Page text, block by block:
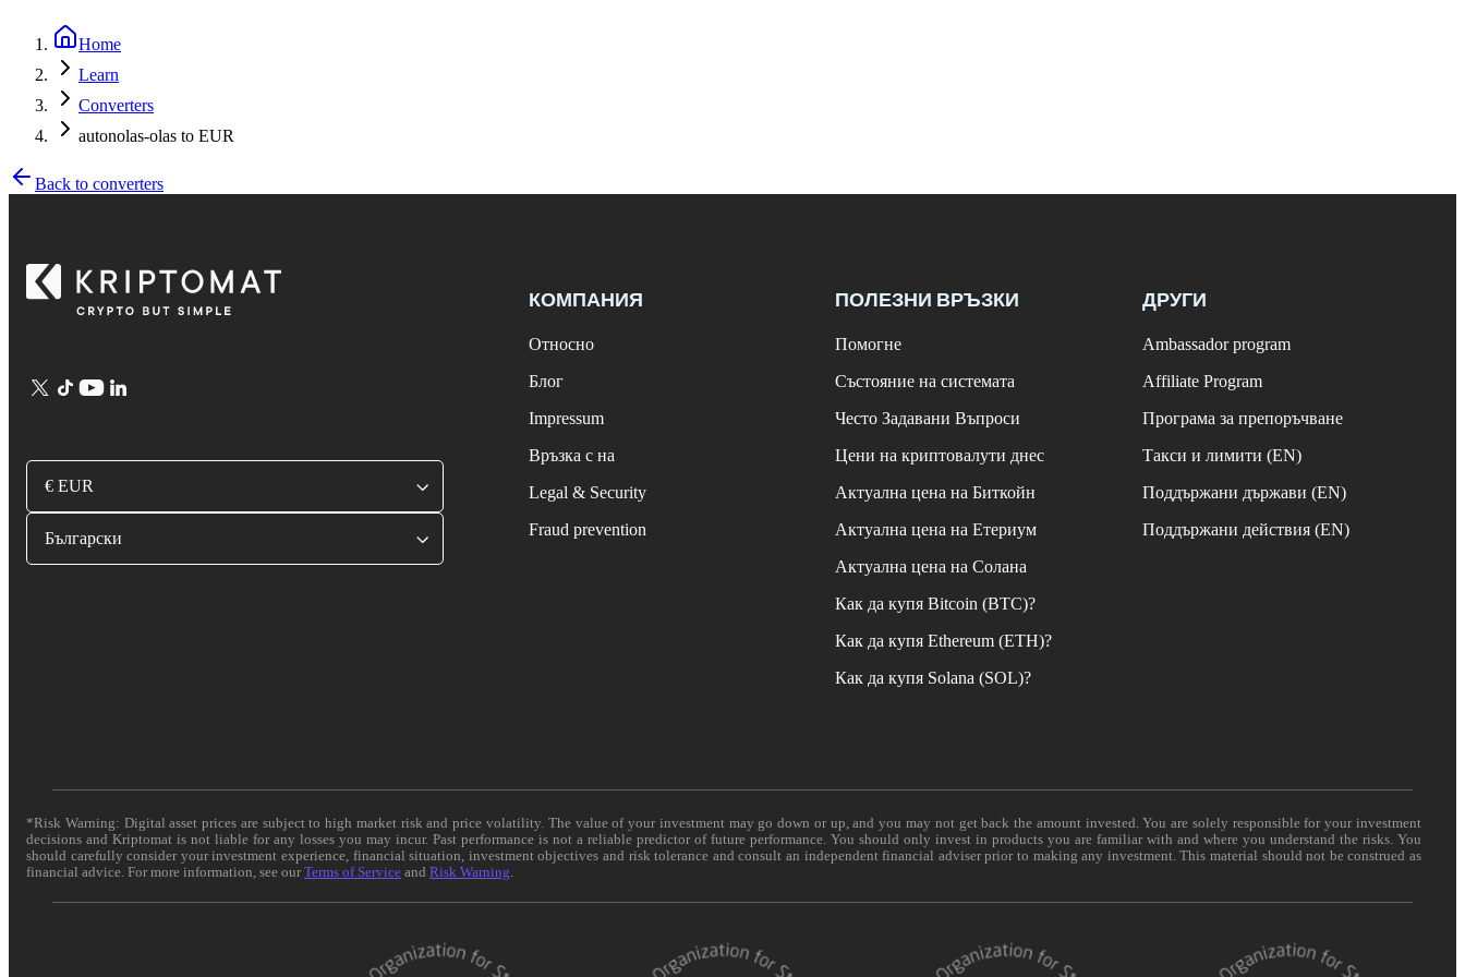
Home
Learn
Converters
autonolas-olas to EUR
Back to converters
€ EUR
Български
КОМПАНИЯ
Относно
Блог
Impressum
Връзка с на
Legal & Security
Fraud prevention
ПОЛЕЗНИ ВРЪЗКИ
Помогне
Състояние на системата
Често Задавани Въпроси
Цени на криптовалути днес
Актуална цена на Биткойн
Актуална цена на Етериум
Актуална цена на Солана
Как да купя Bitcoin (BTC)?
Как да купя Ethereum (ETH)?
Как да купя Solana (SOL)?
ДРУГИ
Ambassador program
Affiliate Program
Програма за препоръчване
Такси и лимити (EN)
Поддържани държави (EN)
Поддържани действия (EN)
*Risk Warning: Digital asset prices are subject to high market risk and price volatility. The value of your investment may go down or up, and you may not get back the amount invested. You are solely responsible for your investment
decisions and Kriptomat is not liable for any losses you may incur. Past performance is not a reliable predictor of future performance. You should only invest in products you are familiar with and where you understand the risks. You
should carefully consider your investment experience, financial situation, investment objectives and risk tolerance and consult an independent financial adviser prior to making any investment. This material should not be construed as
financial advice. For more information, see ourTerms of Service and Risk Warning